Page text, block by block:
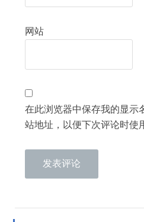
网站
在此浏览器中保存我的显示
站地址，以便下次评论时使